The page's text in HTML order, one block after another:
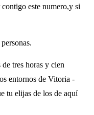
este numero,y si
de tres horas y cien
entornos de Vitoria -
tu elijas de los de aquí